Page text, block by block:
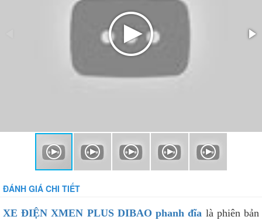
ĐÁNH GIÁ CHI TIẾT
XE ĐIỆN XMEN PLUS DIBAO phanh đĩa là phiên bản